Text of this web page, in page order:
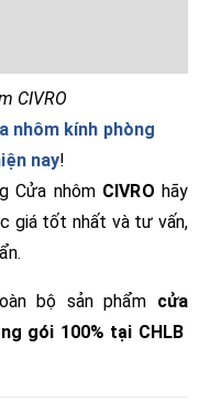
CIVRO
nhôm kính phòng
nay!
Cửa nhôm CIVRO hãy
giá tốt nhất và tư vấn,
bộ sản phẩm cửa
gói 100% tại CHLB